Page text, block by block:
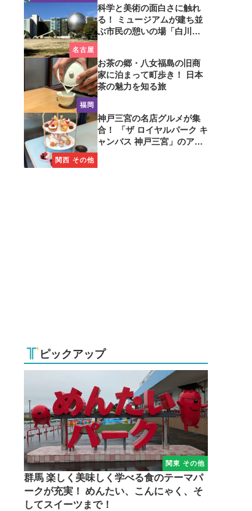
名古屋
科学と美術の面白さに触れ
る！ ミュージアムが建ち並
ぶ市民の憩いの場「白川公
福岡
お茶の郷・八女福島の旧商
家に泊まって町歩き！ 日本
茶の魅力を知る旅
関西 その他
神戸三宮の名店グルメが集
合！ 「ザ ロイヤルパーク キ
ャンバス 神戸三宮」のアフ
ピックアップ
関東 その他
群馬 楽しく美味しく学べる食のテーマパ
ークが充実！ めんたい、こんにゃく、そ
してスイーツまで！